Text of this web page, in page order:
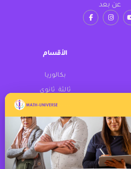
الأقسام
بكالوريا
ثالثة ثانوي
ثانية ثانوي
أولى ثانوي
تاسعة أساسي